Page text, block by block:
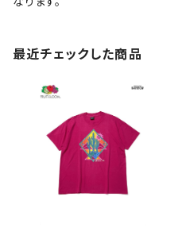
最近チェックした商品